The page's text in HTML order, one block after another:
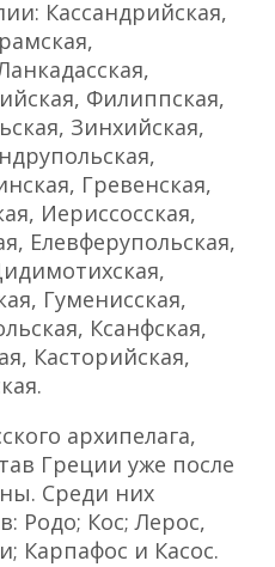
Кассандрийская,
Филиппская,
Зинхийская,
Гревенская,
Иериссосская,
Елевферупольская,
Гуменисская,
Ксанфская,
Касторийская,
архипелага,
Греции уже после
Среди них
Родо; Кос; Лерос,
Карпафос и Касос.